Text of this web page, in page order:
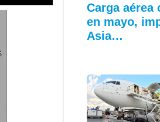
Carga aérea
en mayo,
Asia…